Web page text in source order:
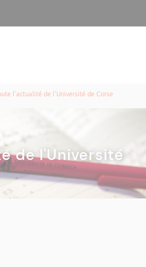
l'actualité de l'Université de Corse
de l'Université